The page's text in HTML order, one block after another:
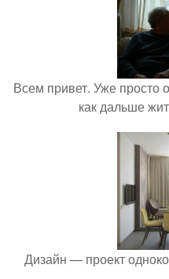
Всем привет. Уже просто
как дальше
Дизайн — проект